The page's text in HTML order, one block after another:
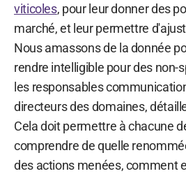
viticoles, pour leur donner des
marché, et leur permettre
Nous amassons de la donnée
rendre intelligible pour des non-
les responsables
directeurs des domaines,
Cela doit permettre à chacune
comprendre de quelle
des actions menées, comment